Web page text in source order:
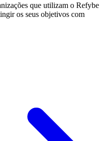
que utilizam o Refybe
os seus objetivos com